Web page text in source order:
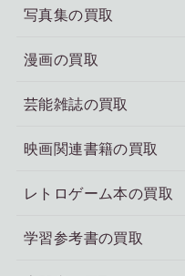
写真集の買取
漫画の買取
芸能雑誌の買取
映画関連書籍の買取
レトロゲーム本の買取
学習参考書の買取